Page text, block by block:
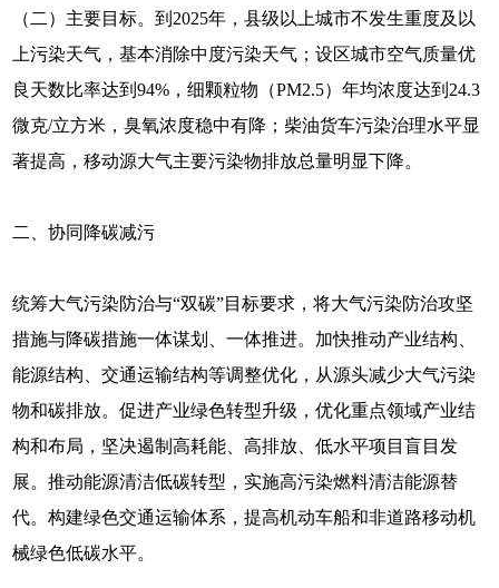
（二）主要目标。到2025年，县级以上城市不发生重度及以
上污染天气，基本消除中度污染天气；设区城市空气质量优
良天数比率达到94%，细颗粒物（PM2.5）年均浓度达到24.3
微克/立方米，臭氧浓度稳中有降；柴油货车污染治理水平显
著提高，移动源大气主要污染物排放总量明显下降。
二、协同降碳减污
统筹大气污染防治与“双碳”目标要求，将大气污染防治攻坚
措施与降碳措施一体谋划、一体推进。加快推动产业结构、
能源结构、交通运输结构等调整优化，从源头减少大气污染
物和碳排放。促进产业绿色转型升级，优化重点领域产业结
构和布局，坚决遏制高耗能、高排放、低水平项目盲目发
展。推动能源清洁低碳转型，实施高污染燃料清洁能源替
代。构建绿色交通运输体系，提高机动车船和非道路移动机
械绿色低碳水平。